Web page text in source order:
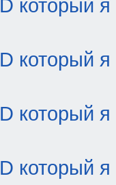
который я
который я
который я
который я